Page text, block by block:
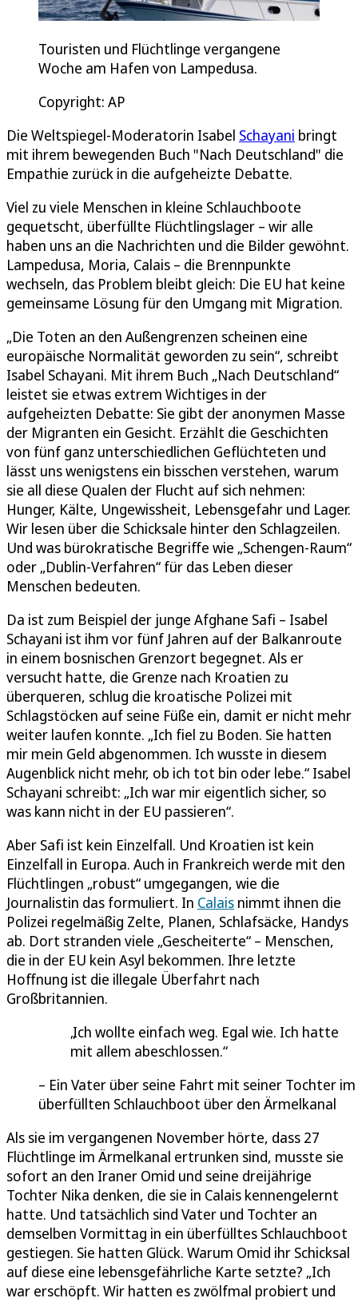
Touristen und Flüchtlinge vergangene
Woche am Hafen von Lampedusa.
Copyright: AP
Die Weltspiegel-Moderatorin Isabel Schayani bringt
mit ihrem bewegenden Buch "Nach Deutschland" die
Empathie zurück in die aufgeheizte Debatte.
Viel zu viele Menschen in kleine Schlauchboote
gequetscht, überfüllte Flüchtlingslager – wir alle
haben uns an die Nachrichten und die Bilder gewöhnt.
Lampedusa, Moria, Calais – die Brennpunkte
wechseln, das Problem bleibt gleich: Die EU hat keine
gemeinsame Lösung für den Umgang mit Migration.
„Die Toten an den Außengrenzen scheinen eine
europäische Normalität geworden zu sein“, schreibt
Isabel Schayani. Mit ihrem Buch „Nach Deutschland“
leistet sie etwas extrem Wichtiges in der
aufgeheizten Debatte: Sie gibt der anonymen Masse
der Migranten ein Gesicht. Erzählt die Geschichten
von fünf ganz unterschiedlichen Geflüchteten und
lässt uns wenigstens ein bisschen verstehen, warum
sie all diese Qualen der Flucht auf sich nehmen:
Hunger, Kälte, Ungewissheit, Lebensgefahr und Lager.
Wir lesen über die Schicksale hinter den Schlagzeilen.
Und was bürokratische Begriffe wie „Schengen-Raum“
oder „Dublin-Verfahren“ für das Leben dieser
Menschen bedeuten.
Da ist zum Beispiel der junge Afghane Safi – Isabel
Schayani ist ihm vor fünf Jahren auf der Balkanroute
in einem bosnischen Grenzort begegnet. Als er
versucht hatte, die Grenze nach Kroatien zu
überqueren, schlug die kroatische Polizei mit
Schlagstöcken auf seine Füße ein, damit er nicht mehr
weiter laufen konnte. „Ich fiel zu Boden. Sie hatten
mir mein Geld abgenommen. Ich wusste in diesem
Augenblick nicht mehr, ob ich tot bin oder lebe.“ Isabel
Schayani schreibt: „Ich war mir eigentlich sicher, so
was kann nicht in der EU passieren“.
Aber Safi ist kein Einzelfall. Und Kroatien ist kein
Einzelfall in Europa. Auch in Frankreich werde mit den
Flüchtlingen „robust“ umgegangen, wie die
Journalistin das formuliert. In Calais nimmt ihnen die
Polizei regelmäßig Zelte, Planen, Schlafsäcke, Handys
ab. Dort stranden viele „Gescheiterte“ – Menschen,
die in der EU kein Asyl bekommen. Ihre letzte
Hoffnung ist die illegale Überfahrt nach
Großbritannien.
Ich wollte einfach weg. Egal wie. Ich hatte
mit allem abeschlossen.
Ein Vater über seine Fahrt mit seiner Tochter im
überfüllten Schlauchboot über den Ärmelkanal
Als sie im vergangenen November hörte, dass 27
Flüchtlinge im Ärmelkanal ertrunken sind, musste sie
sofort an den Iraner Omid und seine dreijährige
Tochter Nika denken, die sie in Calais kennengelernt
hatte. Und tatsächlich sind Vater und Tochter an
demselben Vormittag in ein überfülltes Schlauchboot
gestiegen. Sie hatten Glück. Warum Omid ihr Schicksal
auf diese eine lebensgefährliche Karte setzte? „Ich
war erschöpft. Wir hatten es zwölfmal probiert und